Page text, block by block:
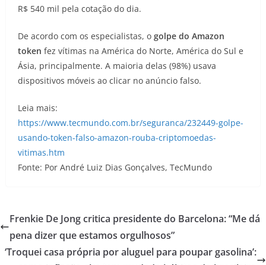
R$ 540 mil pela cotação do dia.
De acordo com os especialistas, o golpe do Amazon
token fez vítimas na América do Norte, América do Sul e
Ásia, principalmente. A maioria delas (98%) usava
dispositivos móveis ao clicar no anúncio falso.
Leia mais:
https://www.tecmundo.com.br/seguranca/232449-golpe-
usando-token-falso-amazon-rouba-criptomoedas-
vitimas.htm
Fonte: Por André Luiz Dias Gonçalves, TecMundo
Frenkie De Jong critica presidente do Barcelona: “Me dá
pena dizer que estamos orgulhosos”
‘Troquei casa própria por aluguel para poupar gasolina’: